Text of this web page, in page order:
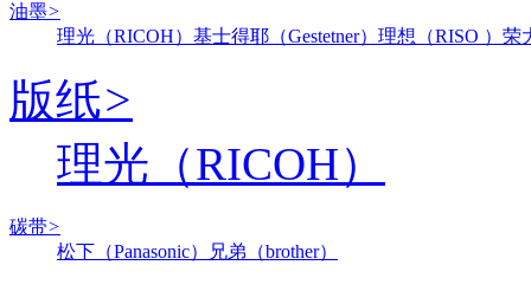
油墨>
理光（RICOH） 基士得耶（Gestetner） 理想（RISO ） 荣
版纸>
理光（RICOH）
碳带>
松下（Panasonic）
兄弟（brother）